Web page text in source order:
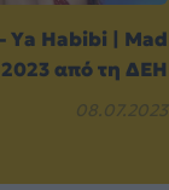
Ya Habibi | Mad
από τη ΔΕΗ
08.07.2023